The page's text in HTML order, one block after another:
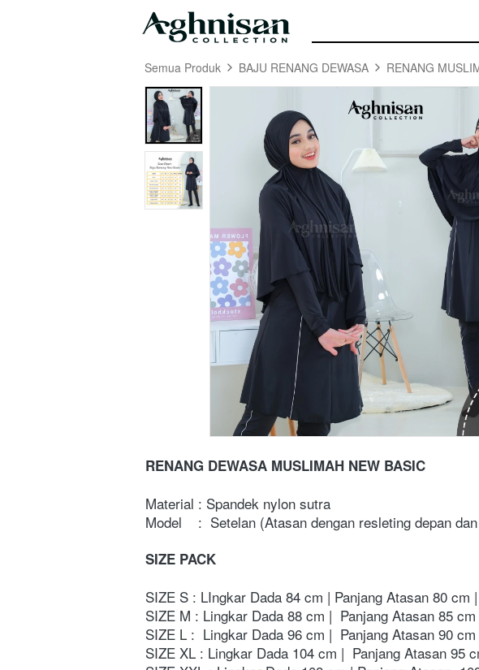
Semua Produk BAJU RENANG DEWASA RENANG
RENANG DEWASA MUSLIMAH NEW BASIC
Material : Spandek nylon sutra
Model    :  Setelan (Atasan dengan resleting depan
SIZE PACK
SIZE S : LIngkar Dada 84 cm | Panjang Atasan 80 cm
SIZE M : Lingkar Dada 88 cm |  Panjang Atasan 85
SIZE L :  Lingkar Dada 96 cm |  Panjang Atasan 90
SIZE XL : Lingkar Dada 104 cm |  Panjang Atasan 95